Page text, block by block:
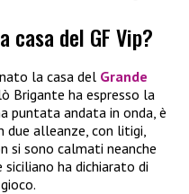
del GF Vip?
la casa del Grande
Brigante ha espresso la
puntata andata in onda, è
alleanze, con litigi,
si sono calmati neanche
ha dichiarato di